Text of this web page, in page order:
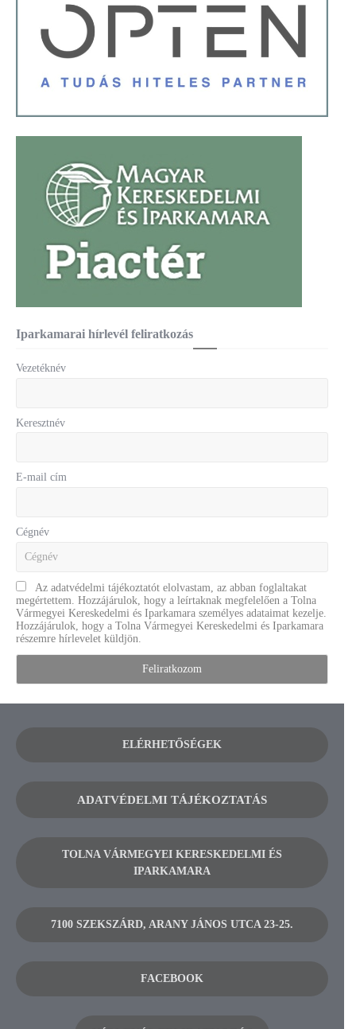
Iparkamarai hírlevél feliratkozás
Vezetéknév
Keresztnév
E-mail cím
Cégnév
Az adatvédelmi tájékoztatót elolvastam, az abban foglaltakat
megértettem. Hozzájárulok, hogy a leírtaknak megfelelően a Tolna
Vármegyei Kereskedelmi és Iparkamara személyes adataimat kezelje.
Hozzájárulok, hogy a Tolna Vármegyei Kereskedelmi és Iparkamara
részemre hírlevelet küldjön.
ELÉRHETŐSÉGEK
ADATVÉDELMI TÁJÉKOZTATÁS
TOLNA VÁRMEGYEI KERESKEDELMI ÉS
IPARKAMARA
7100 SZEKSZÁRD, ARANY JÁNOS UTCA 23-25.
FACEBOOK